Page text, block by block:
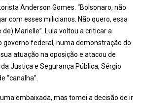
Anderson Gomes. “Bolsonaro, não
com esses milicianos. Não quero, essa
Marielle”. Lula voltou a criticar a
governo federal, numa demonstração do
atuação na oposição e atacou de
Justiça e Segurança Pública, Sérgio
“canalha”.
embaixada, mas tomei a decisão de ir